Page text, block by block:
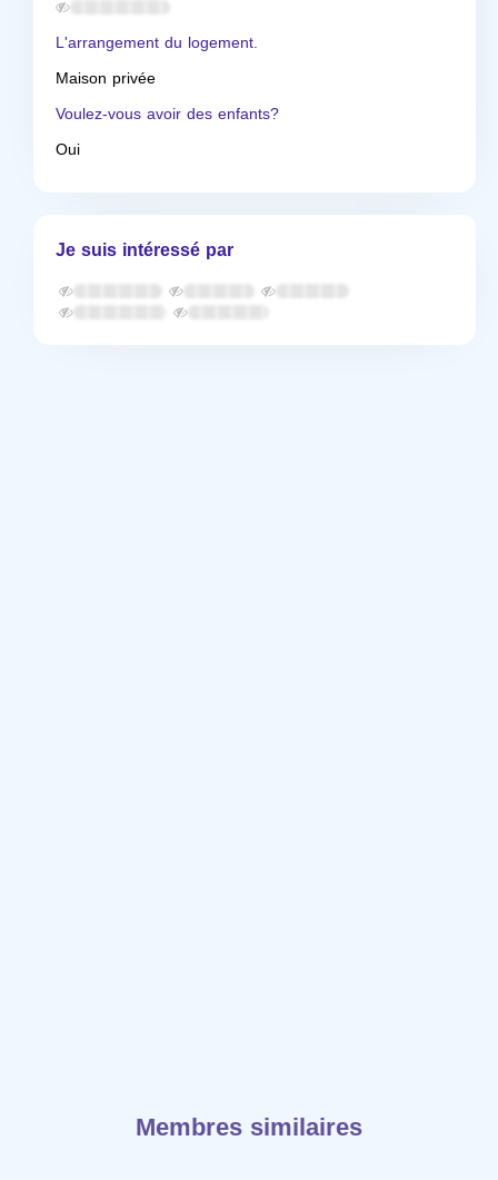
L'arrangement du logement.
Maison privée
Voulez-vous avoir des enfants?
Oui
Je suis intéressé par
Membres similaires